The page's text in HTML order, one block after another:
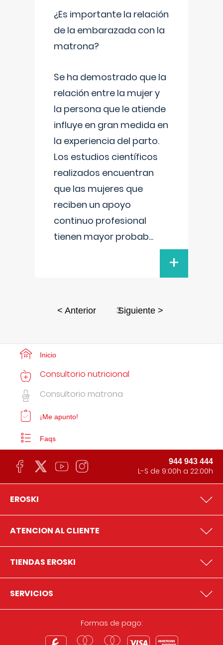
¿Es importante la relación
de la embarazada con la
matrona?
Se ha demostrado que la
relación entre la mujer y
la persona que le atiende
influye en gran medida en
la experiencia del parto.
Los estudios científicos
realizados encuentran
que las mujeres que
reciben un apoyo
continuo profesional
tienen mayor probab...
+
< Anterior 3Siguiente >
Inicio
Consultorio nutricional
Consultorio matrona
¡Me apunto!
Faqs
944 943 444
L-S de 9:00h a 22:00h
EROSKI
ATENCION AL CLIENTE
TIENDAS EROSKI
SERVICIOS
Formas de pago: